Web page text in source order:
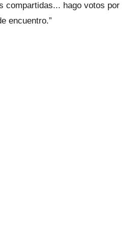
compartidas... hago votos por
encuentro.”